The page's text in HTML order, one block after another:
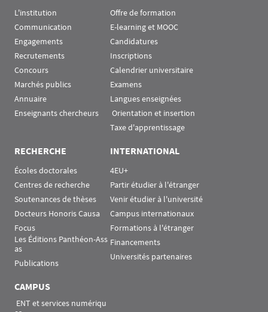
L'institution
Communication
Engagements
Recrutements
Concours
Marchés publics
Annuaire
Enseignants chercheurs
Offre de formation
E-learning et MOOC
Candidatures
Inscriptions
Calendrier universitaire
Examens
Langues enseignées
Orientation et insertion
Taxe d'apprentissage
RECHERCHE
Écoles doctorales
Centres de recherche
Soutenances de thèses
Docteurs Honoris Causa
Focus
Les Éditions Panthéon-Ass
as
Publications
INTERNATIONAL
4EU+
Partir étudier à l'étranger
Venir étudier à l'université
Campus internationaux
Formations à l'étranger
Financements
Universités partenaires
CAMPUS